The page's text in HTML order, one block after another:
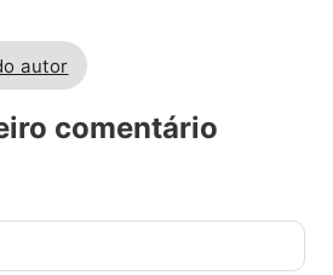
autor
comentário